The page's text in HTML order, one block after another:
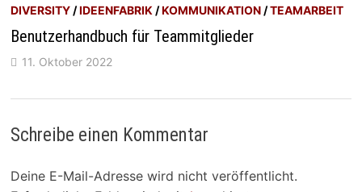
DIVERSITY /IDEENFABRIK /KOMMUNIKATION /TEAMARBEIT
Benutzerhandbuch für Teammitglieder
11. Oktober 2022
Schreibe einen Kommentar
Deine E-Mail-Adresse wird nicht veröffentlicht.